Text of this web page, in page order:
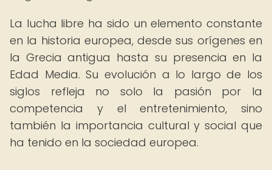
La lucha libre ha sido un elemento constante
en la historia europea, desde sus orígenes en
la Grecia antigua hasta su presencia en la
Edad Media. Su evolución a lo largo de los
siglos refleja no solo la pasión por la
competencia y el entretenimiento, sino
también la importancia cultural y social que
ha tenido en la sociedad europea.